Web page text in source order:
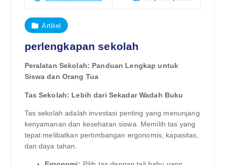
Artikel
perlengkapan sekolah
Peralatan Sekolah: Panduan Lengkap untuk
Siswa dan Orang Tua
Tas Sekolah: Lebih dari Sekadar Wadah Buku
Tas sekolah adalah investasi penting yang menunjang
kenyamanan dan kesehatan siswa. Memilih tas yang
tepat melibatkan pertimbangan ergonomis, kapasitas,
dan daya tahan.